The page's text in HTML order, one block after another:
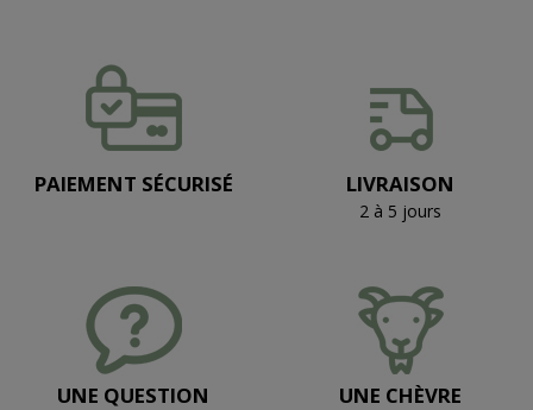
PAIEMENT SÉCURISÉ LIVRAISON
2 à 5 jours
UNE QUESTION UNE CHÈVRE